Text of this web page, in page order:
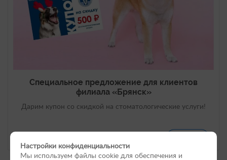
Специальное предложение для клиентов
филиала «Брянск»
Дарим купон со скидкой на стоматологические услуги!
Настройки конфиденциальности
Мы используем файлы cookie для обеспечения и